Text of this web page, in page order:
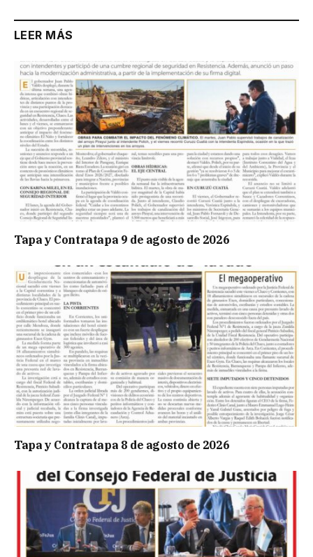
LEER MÁS
Tapa y Contratapa 9 de agosto de 2026
Tapa y Contratapa 8 de agosto de 2026